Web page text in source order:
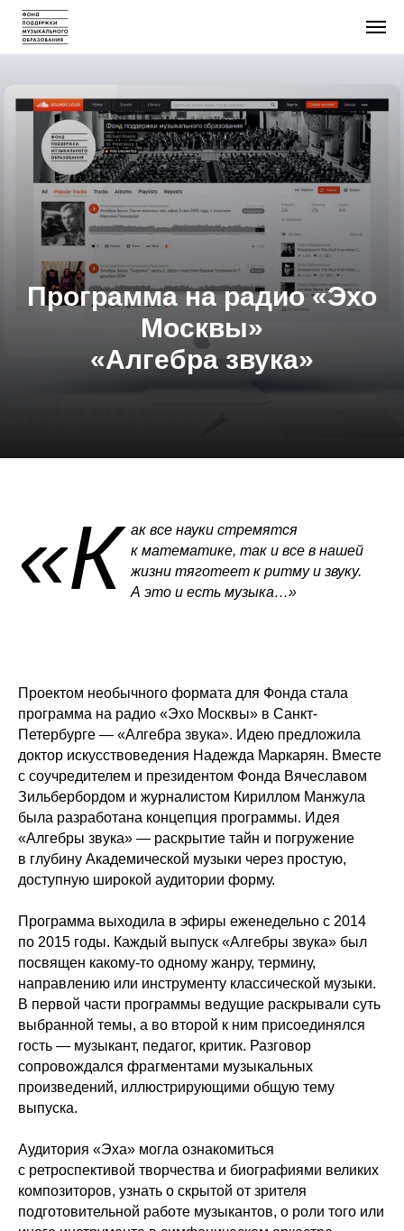
Программа на радио «Эхо
Москвы»
«Алгебра звука»
«К ак все науки стремятся
к математике, так и все в нашей
жизни тяготеет к ритму и звуку.
А это и есть музыка…»
Проектом необычного формата для Фонда стала
программа на радио «Эхо Москвы» в Санкт-
Петербурге — «Алгебра звука». Идею предложила
доктор искусствоведения Надежда Маркарян. Вместе
с соучредителем и президентом Фонда Вячеславом
Зильбербордом и журналистом Кириллом Манжула
была разработана концепция программы. Идея
«Алгебры звука» — раскрытие тайн и погружение
в глубину Академической музыки через простую,
доступную широкой аудитории форму.
Программа выходила в эфиры еженедельно с 2014
по 2015 годы. Каждый выпуск «Алгебры звука» был
посвящен какому-то одному жанру, термину,
направлению или инструменту классической музыки.
В первой части программы ведущие раскрывали суть
выбранной темы, а во второй к ним присоединялся
гость — музыкант, педагог, критик. Разговор
сопровождался фрагментами музыкальных
произведений, иллюстрирующими общую тему
выпуска.
Аудитория «Эха» могла ознакомиться
с ретроспективой творчества и биографиями великих
композиторов, узнать о скрытой от зрителя
подготовительной работе музыкантов, о роли того или